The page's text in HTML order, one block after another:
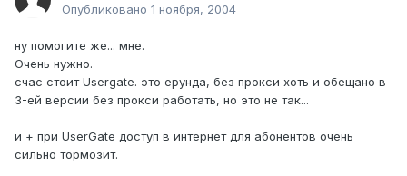
Опубликовано 1 ноября, 2004
ну помогите же... мне.
Очень нужно.
счас стоит Usergate. это ерунда, без прокси хоть и обещано в
3-ей версии без прокси работать, но это не так...
и + при UserGate доступ в интернет для абонентов очень
сильно тормозит.